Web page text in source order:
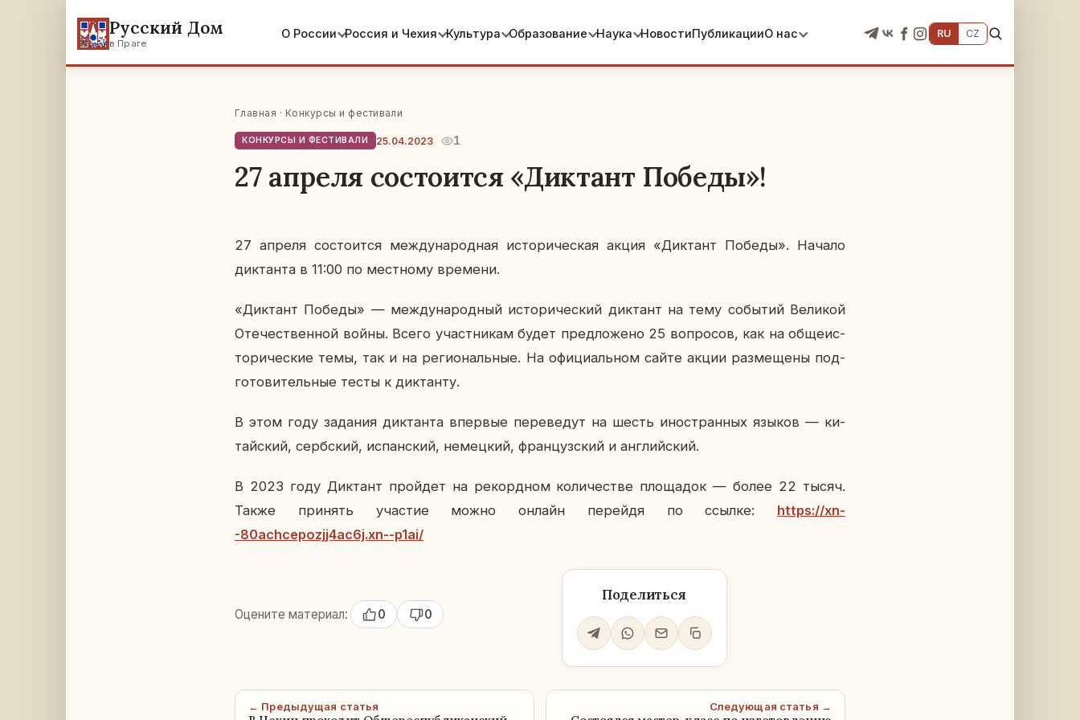
Русский Дом
в Праге
О России Россия и Чехия Культура Образование Наука НовостиПубликацииО нас RU CZ
Главная · Конкурсы и фестивали
КОНКУРСЫ И ФЕСТИВАЛИ 25.04.2023 1
27 апреля состоится «Диктант Победы»!
27 апреля со­сто­ит­ся меж­ду­на­род­ная ис­то­ри­че­ская акция «Дик­тант Победы». Начало
дик­тан­та в 11:00 по мест­но­му вре­ме­ни.
«Дик­тант Победы» — меж­ду­на­род­ный ис­то­ри­че­ский дик­тант на тему со­бы­тий Ве­ли­кой
Оте­че­ствен­ной войны. Всего участ­ни­кам будет пред­ло­же­но 25 во­про­сов, как на об­ще­ис­
то­ри­че­ские темы, так и на ре­ги­о­наль­ные. На офи­ци­аль­ном сайте акции раз­ме­ще­ны под­
го­то­ви­тель­ные тесты к дик­тан­ту.
В этом году за­да­ния дик­тан­та впер­вые пе­ре­ве­дут на шесть ино­стран­ных языков — ки­
тай­ский, серб­ский, ис­пан­ский, немец­кий, фран­цуз­ский и ан­глий­ский.
В 2023 году Дик­тант прой­дет на ре­корд­ном ко­ли­че­стве пло­ща­док — более 22 тысяч.
Также при­нять уча­стие можно онлайн пе­рей­дя по ссылке: https://xn-
-80achcepozjj4ac6j.xn--p1ai/
Оцените материал: 0 0
Поделиться
← Предыдущая статья Следующая статья →